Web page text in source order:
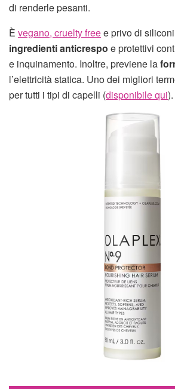
di renderle pesanti.
È vegano, cruelty freee privo di
ingredienti anticrespo e protettivi
e inquinamento. Inoltre, previene la
l’elettricità statica. Uno dei migliori
per tutti i tipi di capelli (disponibile qui).